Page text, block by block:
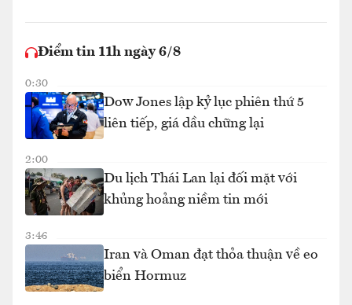
Điểm tin 11h ngày 6/8
0:30
Dow Jones lập kỷ lục phiên thứ 5
liên tiếp, giá dầu chững lại
2:00
Du lịch Thái Lan lại đối mặt với
khủng hoảng niềm tin mới
3:46
Iran và Oman đạt thỏa thuận về eo
biển Hormuz